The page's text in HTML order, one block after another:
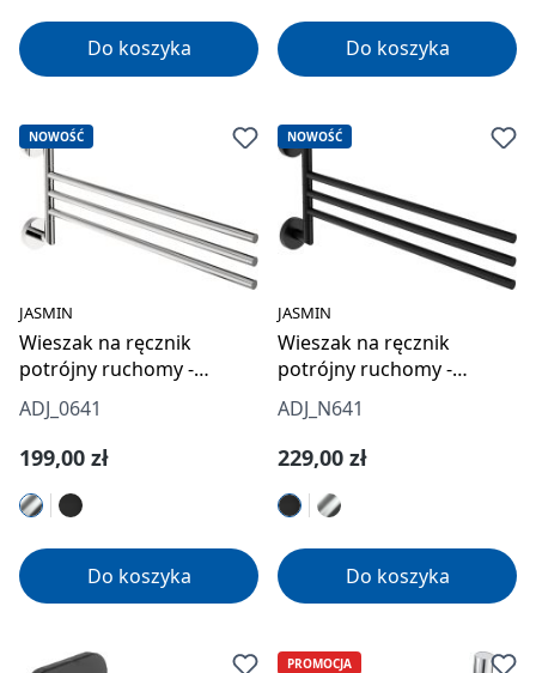
Do koszyka Do koszyka
NOWOŚĆ
JASMIN
Wieszak na ręcznik
potrójny ruchomy -
ścienny
ADJ_0641
Cena regularna:
199,00 zł
Do koszyka
NOWOŚĆ
JASMIN
Wieszak na ręcznik
potrójny ruchomy -
ścienny
ADJ_N641
Cena regularna:
229,00 zł
Do koszyka
PROMOCJA